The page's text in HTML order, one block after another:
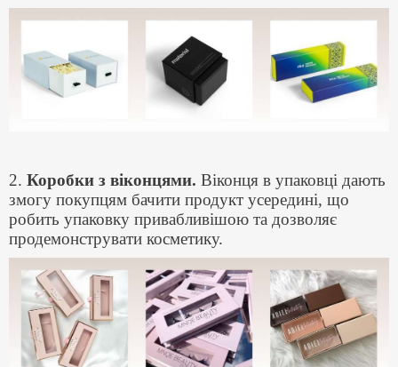
2. Коробки з віконцями. Віконця в упаковці дають
змогу покупцям бачити продукт усередині, що
робить упаковку привабливішою та дозволяє
продемонструвати косметику.